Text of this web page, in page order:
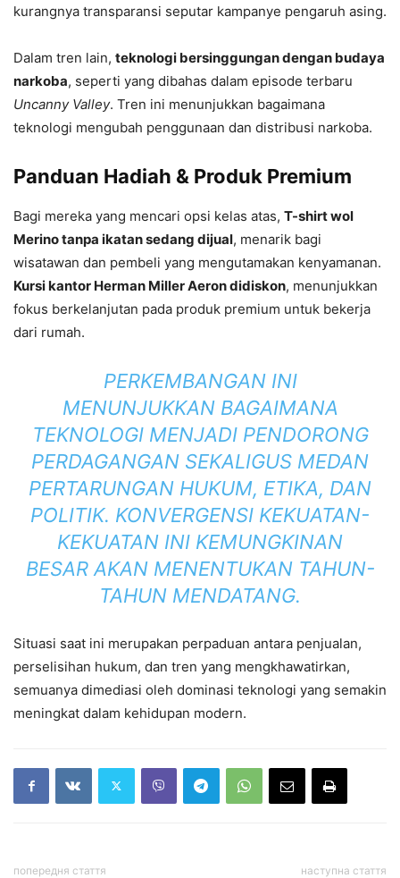
kurangnya transparansi seputar kampanye pengaruh asing.
Dalam tren lain, teknologi bersinggungan dengan budaya
narkoba, seperti yang dibahas dalam episode terbaru
Uncanny Valley. Tren ini menunjukkan bagaimana
teknologi mengubah penggunaan dan distribusi narkoba.
Panduan Hadiah & Produk Premium
Bagi mereka yang mencari opsi kelas atas, T-shirt wol
Merino tanpa ikatan sedang dijual, menarik bagi
wisatawan dan pembeli yang mengutamakan kenyamanan.
Kursi kantor Herman Miller Aeron didiskon, menunjukkan
fokus berkelanjutan pada produk premium untuk bekerja
dari rumah.
PERKEMBANGAN INI
MENUNJUKKAN BAGAIMANA
TEKNOLOGI MENJADI PENDORONG
PERDAGANGAN SEKALIGUS MEDAN
PERTARUNGAN HUKUM, ETIKA, DAN
POLITIK. KONVERGENSI KEKUATAN-
KEKUATAN INI KEMUNGKINAN
BESAR AKAN MENENTUKAN TAHUN-
TAHUN MENDATANG.
Situasi saat ini merupakan perpaduan antara penjualan,
perselisihan hukum, dan tren yang mengkhawatirkan,
semuanya dimediasi oleh dominasi teknologi yang semakin
meningkat dalam kehidupan modern.
попередня стаття наступна стаття